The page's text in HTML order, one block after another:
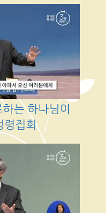
는 하나님이
령집회